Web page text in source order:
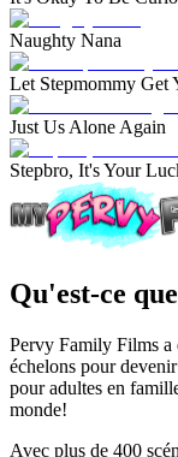
Naughty Nana
Let Stepmommy Get
Just Us Alone Again
Stepbro, It's Your
Qu'est-ce
Pervy Family Films a
échelons pour
pour adultes en
monde!
Avec plus de 400